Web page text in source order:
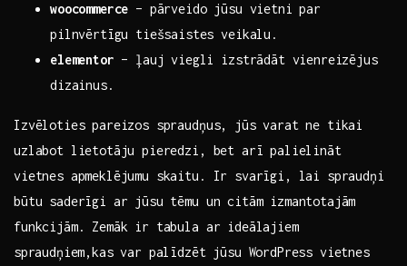
woocommerce – pārveido jūsu vietni par
pilnvērtīgu tiešsaistes veikalu.
elementor – ļauj viegli izstrādāt vienreizējus
dizainus.
Izvēloties pareizos spraudņus, jūs varat ne tikai
uzlabot lietotāju pieredzi, bet arī palielināt
vietnes apmeklējumu skaitu.‍ Ir svarīgi, lai spraudņi
būtu saderīgi ar jūsu tēmu un citām izmantotajām
funkcijām. Zemāk ir tabula ar ideālajiem
⁤spraudņiem,kas var palīdzēt jūsu WordPress vietnes